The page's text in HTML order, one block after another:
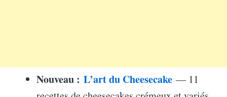
Nouveau : L’art du Cheesecake — 11